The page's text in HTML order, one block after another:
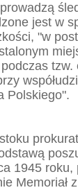
jest w
"w
tzw.
Polskiego".
1945 roku,
Memoriał